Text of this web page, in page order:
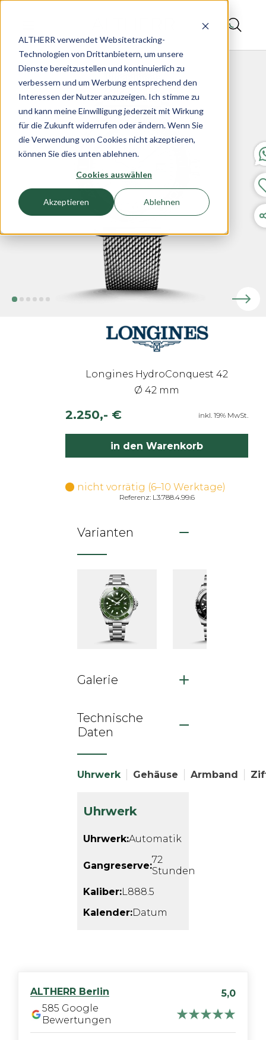
ALTHERR verwendet Websitetracking-
Technologien von Drittanbietern, um unsere
Dienste bereitzustellen und kontinuierlich zu
verbessern und um Werbung entsprechend den
Interessen der Nutzer anzuzeigen. Ich stimme zu
und kann meine Einwilligung jederzeit mit Wirkung
für die Zukunft widerrufen oder ändern. Wenn Sie
die Verwendung von Cookies nicht akzeptieren,
können Sie dies unten ablehnen.
Cookies auswählen
Akzeptieren Ablehnen
Longines HydroConquest 42
Ø 42 mm
2.250,- € inkl. 19% MwSt.
in den Warenkorb
nicht vorrätig (6–10 Werktage)
Referenz: L3.788.4.99.6
Varianten
Galerie
Technische
Daten
Uhrwerk Gehäuse Armband
Uhrwerk
Uhrwerk:Automatik
Gangreserve:72
Stunden
Kaliber:L888.5
Kalender:Datum
ALTHERR Berlin
5,0
585 Google
Bewertungen